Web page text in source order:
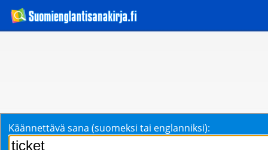
Käännettävä sana (suomeksi tai englanniksi):